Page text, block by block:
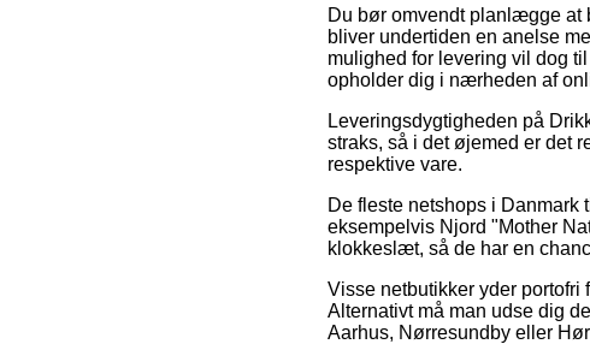
Du bør omvendt planlægge at
bliver undertiden en anelse
mulighed for levering vil dog
opholder dig i nærheden af
Leveringsdygtigheden på
straks, så i det øjemed er det
respektive vare.
De fleste netshops i
eksempelvis Njord "Mother
klokkeslæt, så de har en
Visse netbutikker yder portofri
Alternativt må man udse dig
Aarhus, Nørresundby eller